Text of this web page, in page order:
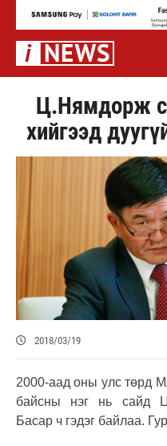
Ц.Нямдорж
хийгээд
2018/03/19
2000-аад оны улс төрд
байсны нэг нь сайд
Басар ч гэдэг байлаа.